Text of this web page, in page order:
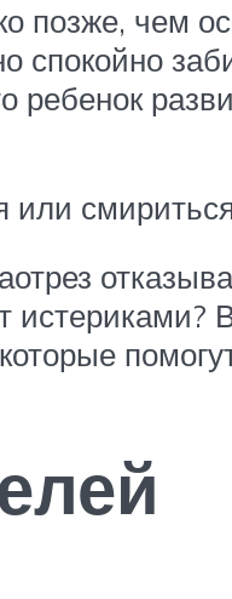
позже, чем
ребенок
или